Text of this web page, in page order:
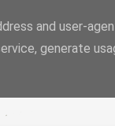
and user-
generate